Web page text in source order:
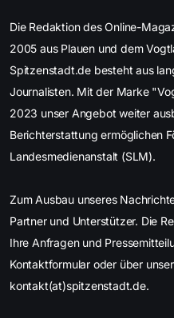
Die Redaktion des Online-
2005 aus Plauen und dem
Spitzenstadt.de besteht aus
Journalisten. Mit der Marke
2023 unser Angebot weiter
Berichterstattung ermöglichen
Landesmedienanstalt (SLM).
Zum Ausbau unseres
Partner und Unterstützer. Die
Ihre Anfragen und
Kontaktformular oder über
kontakt(at)spitzenstadt.de.